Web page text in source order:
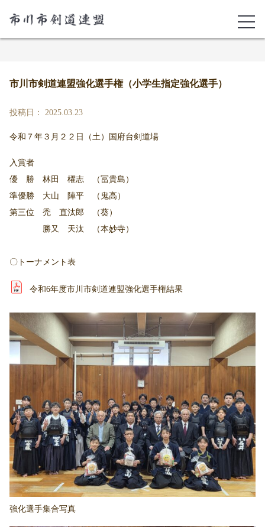
市川市剣道連盟強化選手権（小学生指定強化選手）
投稿日： 2025.03.23
令和７年３月２２日（土）国府台剣道場
入賞者
優 勝 林田 櫂志 （冨貴島）
準優勝 大山 陣平 （鬼高）
第三位 禿 直汰郎 （葵）
勝又 天汰 （本妙寺）
〇トーナメント表
令和6年度市川市剣道連盟強化選手権結果
強化選手集合写真